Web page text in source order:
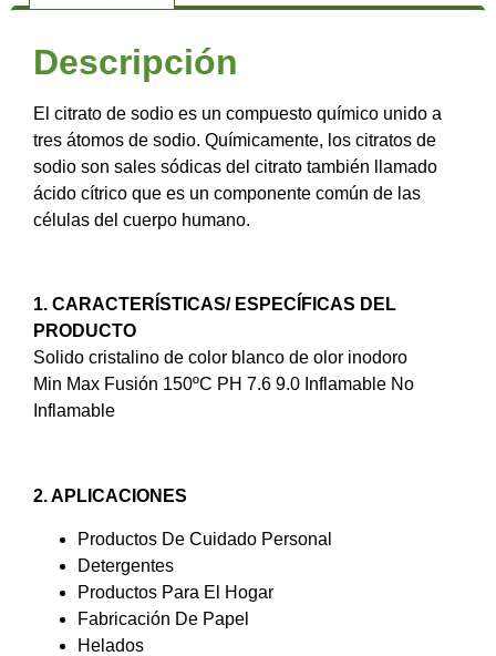
Descripción
El citrato de sodio es un compuesto químico unido a
tres átomos de sodio. Químicamente, los citratos de
sodio son sales sódicas del citrato también llamado
ácido cítrico que es un componente común de las
células del cuerpo humano.
1. CARACTERÍSTICAS/ ESPECÍFICAS DEL
PRODUCTO
Solido cristalino de color blanco de olor inodoro
Min Max Fusión 150ºC PH 7.6 9.0 Inflamable No
Inflamable
2. APLICACIONES
Productos De Cuidado Personal
Detergentes
Productos Para El Hogar
Fabricación De Papel
Helados